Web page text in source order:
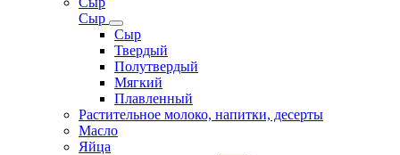
Сыр
Сыр
Твердый
Полутвердый
Мягкий
Плавленный
Растительное молоко, напитки, десерты
Масло
Яйца